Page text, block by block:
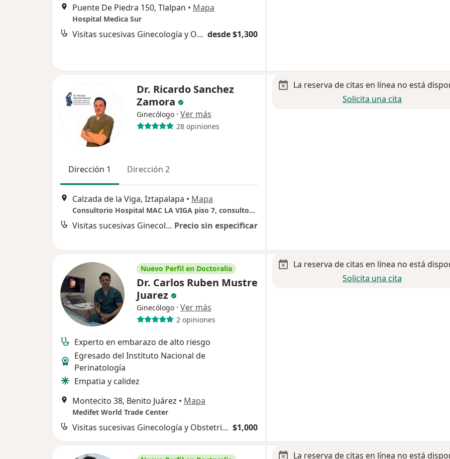
Puente De Piedra 150, Tlalpan • Mapa
Hospital Medica Sur
Visitas sucesivas Ginecología y Obstetricia desde $1,300
Dr. Ricardo Sanchez
Zamora
Ginecólogo · Ver más
28 opiniones
Dirección 1 Dirección 2
Calzada de la Viga, Iztapalapa • Mapa
Consultorio Hospital MAC LA VIGA piso 7, consultorio 735
Visitas sucesivas Ginecología y Obstetricia Precio sin especificar
La reserva de citas en línea no está
Solicita una cita
Nuevo Perfil en Doctoralia
Dr. Carlos Ruben Mustre
Juarez
Ginecólogo · Ver más
2 opiniones
Experto en embarazo de alto riesgo
Egresado del Instituto Nacional de
Perinatología
Empatia y calidez
Montecito 38, Benito Juárez • Mapa
Medifet World Trade Center
Visitas sucesivas Ginecología y Obstetricia $1,000
La reserva de citas en línea no está
Solicita una cita
La reserva de citas en línea no está